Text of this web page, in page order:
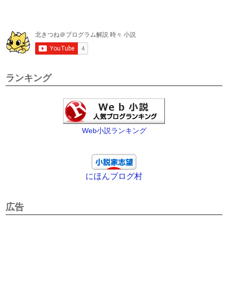
ランキング
Web小説ランキング
にほんブログ村
広告